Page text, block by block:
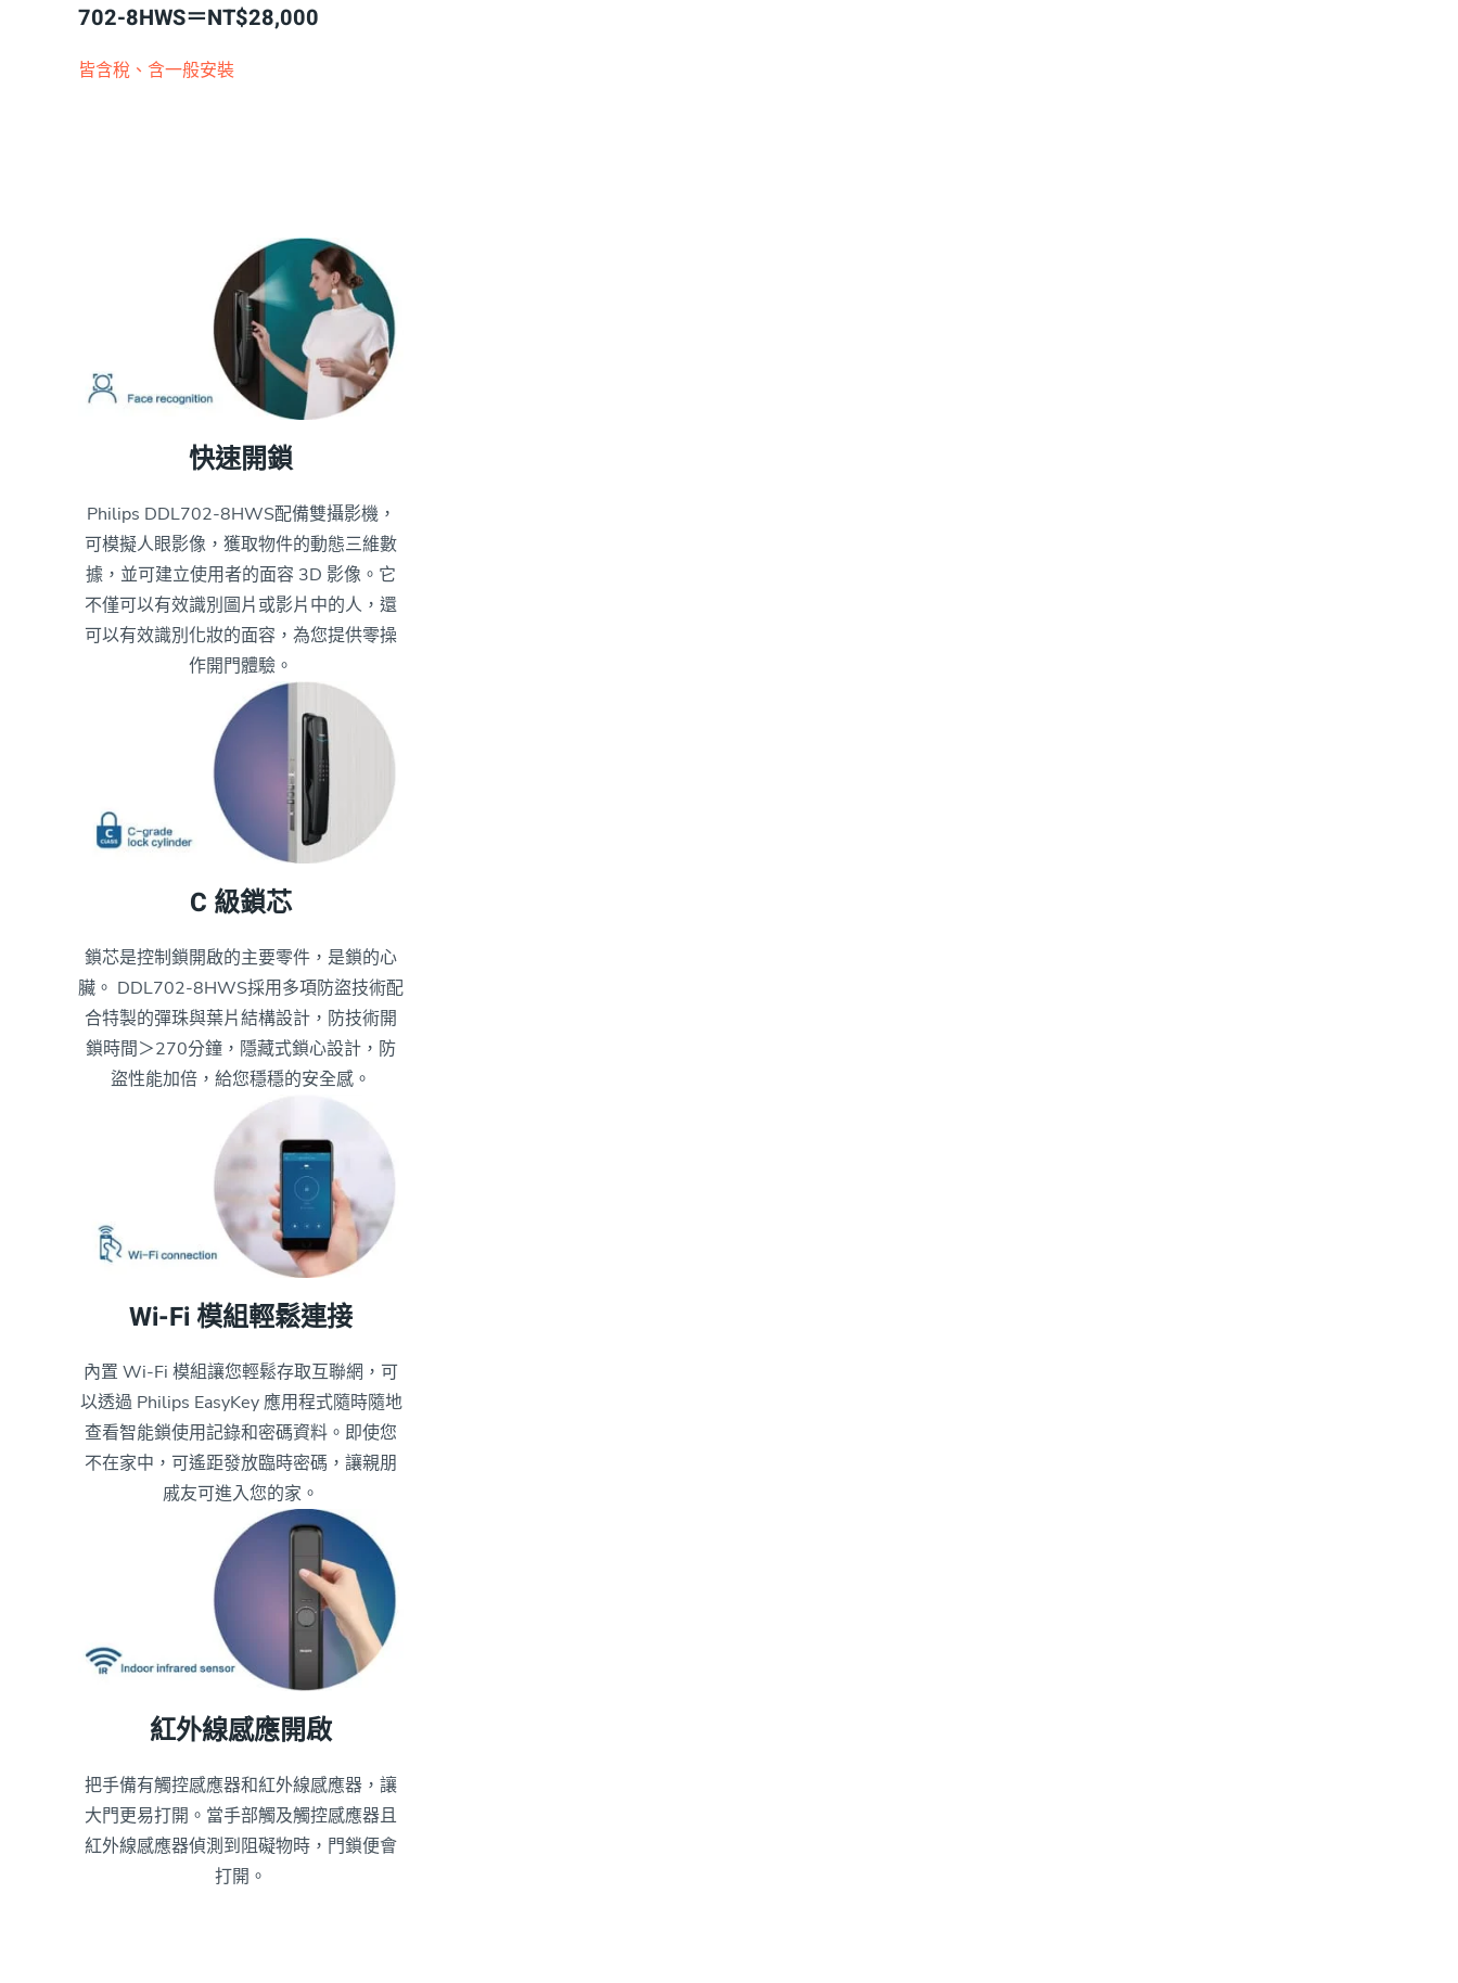
702-8HWS＝NT$28,000
皆含稅、含一般安裝
快速開鎖
Philips DDL702-8HWS配備雙攝影機，
可模擬人眼影像，獲取物件的動態三維數
據，並可建立使用者的面容 3D 影像。它
不僅可以有效識別圖片或影片中的人，還
可以有效識別化妝的面容，為您提供零操
作開門體驗。
C 級鎖芯
鎖芯是控制鎖開啟的主要零件，是鎖的心
臟。 DDL702-8HWS採用多項防盜技術配
合特製的彈珠與葉片結構設計，防技術開
鎖時間＞270分鐘，隱藏式鎖心設計，防
盜性能加倍，給您穩穩的安全感。
Wi-Fi 模組輕鬆連接
內置 Wi-Fi 模組讓您輕鬆存取互聯網，可
以透過 Philips EasyKey 應用程式隨時隨地
查看智能鎖使用記錄和密碼資料。即使您
不在家中，可遙距發放臨時密碼，讓親朋
戚友可進入您的家。
紅外線感應開啟
把手備有觸控感應器和紅外線感應器，讓
大門更易打開。當手部觸及觸控感應器且
紅外線感應器偵測到阻礙物時，門鎖便會
打開。